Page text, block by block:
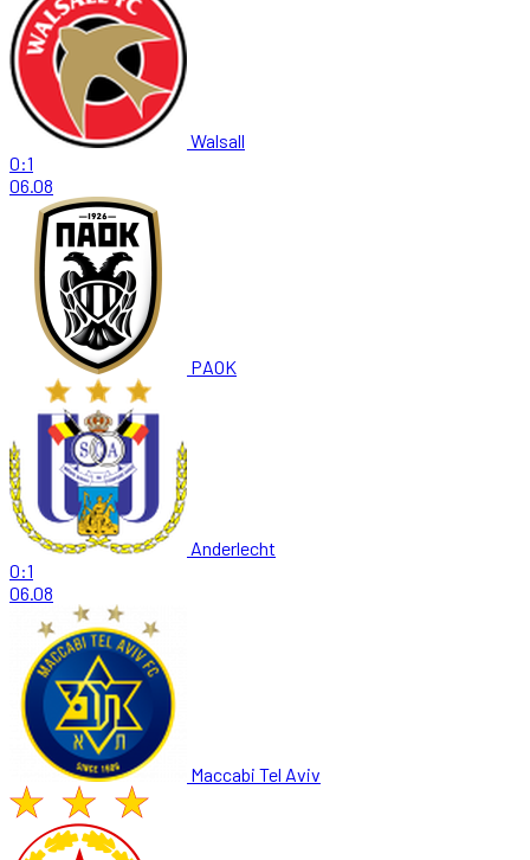
Walsall
0:1
06.08
PAOK
Anderlecht
0:1
06.08
Maccabi Tel Aviv